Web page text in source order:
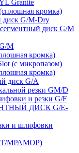
Granite
кромка)
диск G/M-Dry
диск G/M
M
кромка)
(с микропазом)
кромка)
диск G/A
резки GM/D
и резки G/F
ДИСК G/E-
и шлифовки
МРАМОР)